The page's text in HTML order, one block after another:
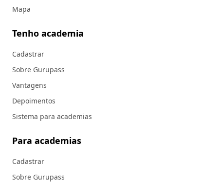
Mapa
Tenho academia
Cadastrar
Sobre Gurupass
Vantagens
Depoimentos
Sistema para academias
Para academias
Cadastrar
Sobre Gurupass